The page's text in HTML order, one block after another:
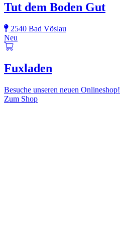
Tut dem Boden Gut
2540 Bad Vöslau
Neu
Fuxladen
Besuche unseren neuen Onlineshop!
Zum Shop